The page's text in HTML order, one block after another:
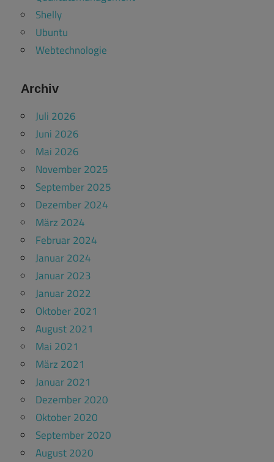
Shelly
Ubuntu
Webtechnologie
Archiv
Juli 2026
Juni 2026
Mai 2026
November 2025
September 2025
Dezember 2024
März 2024
Februar 2024
Januar 2024
Januar 2023
Januar 2022
Oktober 2021
August 2021
Mai 2021
März 2021
Januar 2021
Dezember 2020
Oktober 2020
September 2020
August 2020